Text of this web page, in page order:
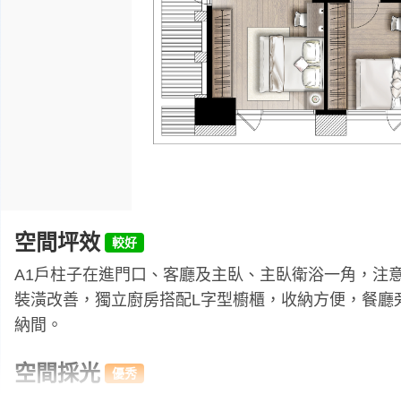
空間坪效
A1戶柱子在進門口、客廳及主臥、主臥衛浴一角，注
裝潢改善，獨立廚房搭配L字型櫥櫃，收納方便，餐
納間。
空間採光